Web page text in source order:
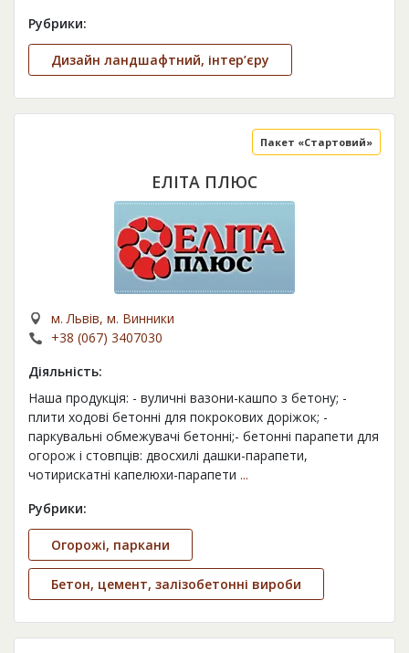
Рубрики:
Дизайн ландшафтний, інтер’єру
ЕЛІТА ПЛЮС
Пакет «Стартовий»
м. Львів, м. Винники
+38 (067) 3407030
Діяльність:
Наша продукція: - вуличні вазони-кашпо з бетону; -
плити ходові бетонні для покрокових доріжок; -
паркувальні обмежувачі бетонні;- бетонні парапети для
огорож і стовпців: двосхилі дашки-парапети,
чотирискатні капелюхи-парапети ...
Рубрики:
Огорожі, паркани
Бетон, цемент, залізобетонні вироби